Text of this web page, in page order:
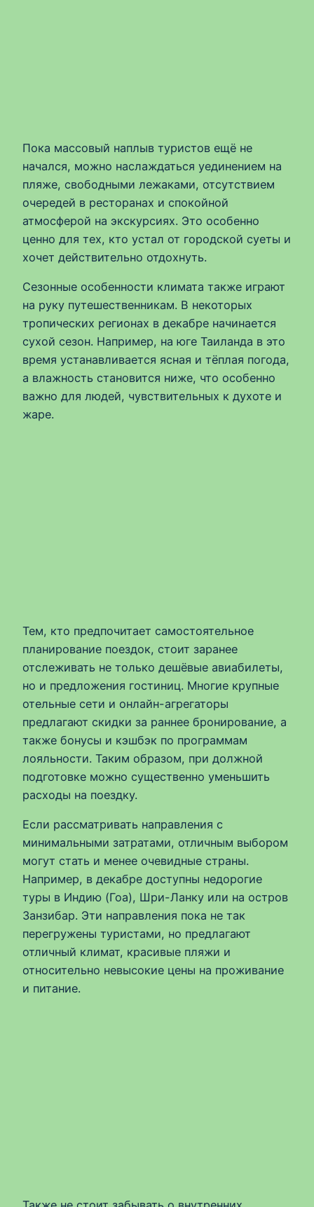
Пока массовый наплыв туристов ещё не
начался, можно наслаждаться уединением на
пляже, свободными лежаками, отсутствием
очередей в ресторанах и спокойной
атмосферой на экскурсиях. Это особенно
ценно для тех, кто устал от городской суеты и
хочет действительно отдохнуть.
Сезонные особенности климата также играют
на руку путешественникам. В некоторых
тропических регионах в декабре начинается
сухой сезон. Например, на юге Таиланда в это
время устанавливается ясная и тёплая погода,
а влажность становится ниже, что особенно
важно для людей, чувствительных к духоте и
жаре.
Тем, кто предпочитает самостоятельное
планирование поездок, стоит заранее
отслеживать не только дешёвые авиабилеты,
но и предложения гостиниц. Многие крупные
отельные сети и онлайн-агрегаторы
предлагают скидки за раннее бронирование, а
также бонусы и кэшбэк по программам
лояльности. Таким образом, при должной
подготовке можно существенно уменьшить
расходы на поездку.
Если рассматривать направления с
минимальными затратами, отличным выбором
могут стать и менее очевидные страны.
Например, в декабре доступны недорогие
туры в Индию (Гоа), Шри-Ланку или на остров
Занзибар. Эти направления пока не так
перегружены туристами, но предлагают
отличный климат, красивые пляжи и
относительно невысокие цены на проживание
и питание.